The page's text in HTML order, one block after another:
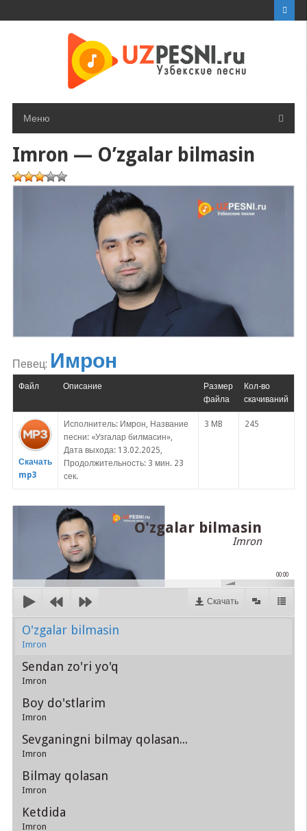
Меню
Imron — O’zgalar bilmasin
Певец: Имрон
Файл Описание
Размер
файла
Кол-во
скачиваний
Скачать
mp3
Исполнитель: Имрон, Название
песни: «Узгалар билмасин»,
Дата выхода: 13.02.2025,
Продолжительность: 3 мин. 23
сек.
3 MB 245
O'zgalar bilmasin
Imron
00:00
Скачать
O'zgalar bilmasin
Imron
Sendan zo'ri yo'q
Imron
Boy do'stlarim
Imron
Sevganingni bilmay qolasan...
Imron
Bilmay qolasan
Imron
Ketdida
Imron